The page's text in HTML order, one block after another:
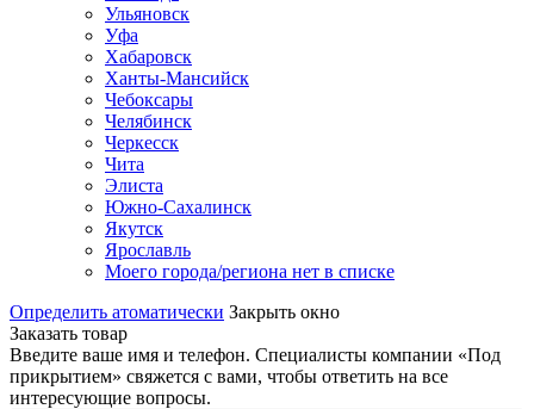
Ульяновск
Уфа
Хабаровск
Ханты-Мансийск
Чебоксары
Челябинск
Черкесск
Чита
Элиста
Южно-Сахалинск
Якутск
Ярославль
Моего города/региона нет в списке
Определить атоматически Закрыть окно
Заказать товар
Введите ваше имя и телефон. Специалисты компании «Под
прикрытием» свяжется с вами, чтобы ответить на все
интересующие вопросы.